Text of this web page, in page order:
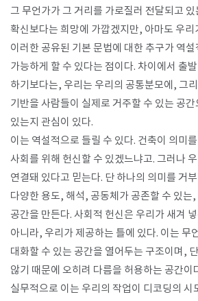
그 무언가가 그 거리를 가로질러 전달되고 있
확신보다는 희망에 가깝겠지만, 아마도 우리
이러한 공유된 기본 문법에 대한 추구가 역
가능하게 할 수 있다는 점이다. 차이에서 출
하기보다는, 우리는 우리의 공통분모에, 그
기반을 사람들이 실제로 거주할 수 있는 공
있는지 관심이 있다.
이는 역설적으로 들릴 수 있다. 건축이 의미
사회를 위해 헌신할 수 있겠느냐고. 그러나
연결돼 있다고 믿는다. 단 하나의 의미를 거
다양한 용도, 해석, 공동체가 공존할 수 있는
공간을 만든다. 사회적 헌신은 우리가 새겨
아니라, 우리가 제공하는 틀에 있다. 이는 무
대화할 수 있는 공간을 열어두는 구조이며,
않기 때문에 오히려 다름을 허용하는 공간이
실무적으로 이는 우리의 작업이 디코딩의 시